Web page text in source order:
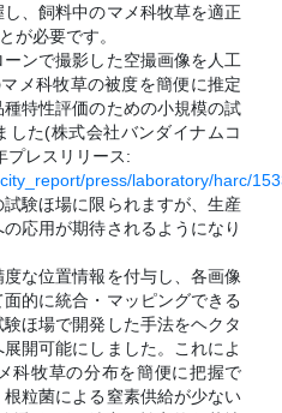
、飼料中のマメ科牧草を適正
が必要です。
ンで撮影した空撮画像を人工
メ科牧草の被度を簡便に推定
特性評価のための小規模の試
した(株式会社バンダイナムコ
プレスリリース:
press/laboratory/harc/
験ほ場に限られますが、生産
応用が期待されるようになり
な位置情報を付与し、各画像
的に統合・マッピングできる
ほ場で開発した手法をヘクタ
開可能にしました。これによ
科牧草の分布を簡便に把握で
粒菌による窒素供給が少ない